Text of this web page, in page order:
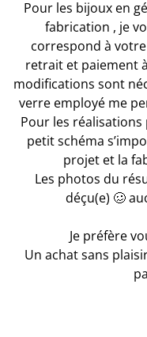
Pour les bijoux en
fabrication , je
correspond à
retrait et paiement
modifications sont
verre employé me
Pour les
petit schéma
projet et la
Les photos du
déçu(e) 🥴
Je préfère
Un achat sans